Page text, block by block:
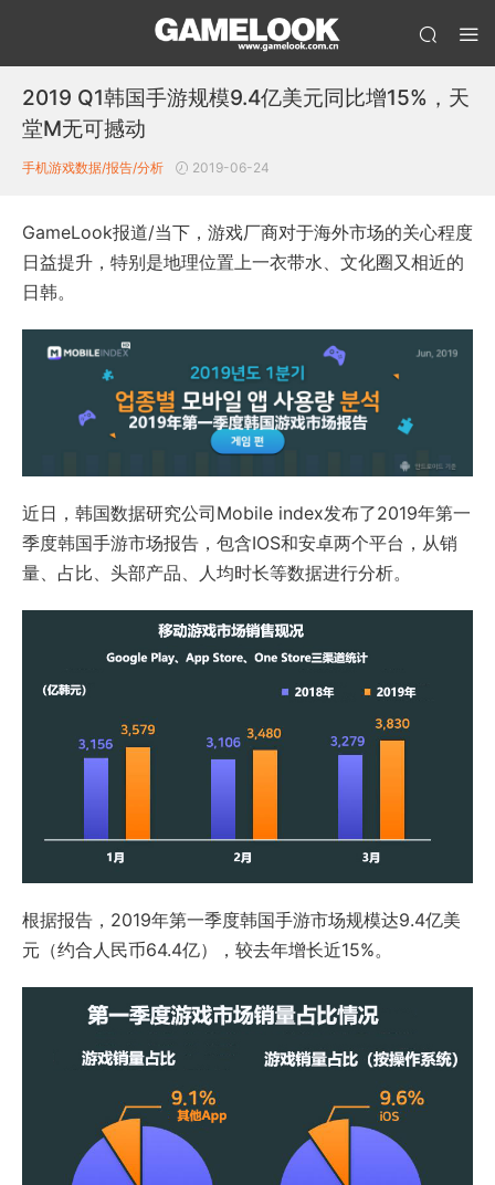
2019 Q1韩国手游规模9.4亿美元同比增15%，天
堂M无可撼动
手机游戏数据/报告/分析 2019-06-24
GameLook报道/当下，游戏厂商对于海外市场的关心程度
日益提升，特别是地理位置上一衣带水、文化圈又相近的
日韩。
近日，韩国数据研究公司Mobile index发布了2019年第一
季度韩国手游市场报告，包含IOS和安卓两个平台，从销
量、占比、头部产品、人均时长等数据进行分析。
根据报告，2019年第一季度韩国手游市场规模达9.4亿美
元（约合人民币64.4亿），较去年增长近15%。